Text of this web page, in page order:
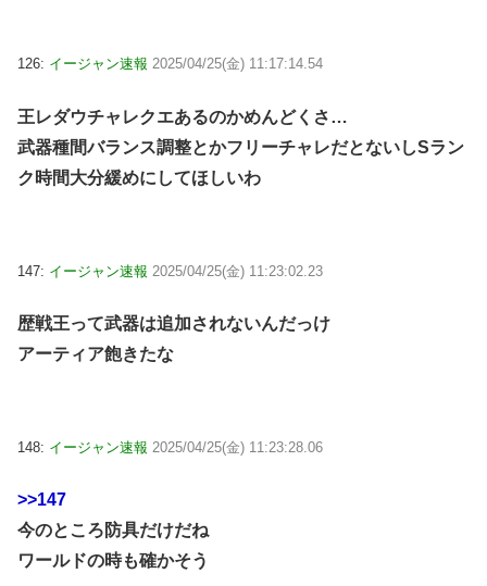
126: イージャン速報 2025/04/25(金) 11:17:14.54
王レダウチャレクエあるのかめんどくさ…
武器種間バランス調整とかフリーチャレだとないしSラン
ク時間大分緩めにしてほしいわ
147: イージャン速報 2025/04/25(金) 11:23:02.23
歴戦王って武器は追加されないんだっけ
アーティア飽きたな
148: イージャン速報 2025/04/25(金) 11:23:28.06
>>147
今のところ防具だけだね
ワールドの時も確かそう